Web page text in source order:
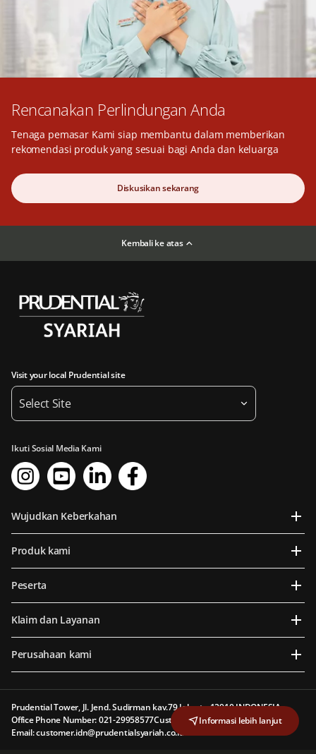
Rencanakan Perlindungan Anda
Tenaga pemasar Kami siap membantu dalam memberikan
rekomendasi produk yang sesuai bagi Anda dan keluarga
Diskusikan sekarang
Informasi lebih lanjut
Kembali ke atas
Visit your local Prudential site
Select Site
Ikuti Sosial Media Kami
Wujudkan Keberkahan
Produk kami
Peserta
Klaim dan Layanan
Perusahaan kami
Prudential Tower, Jl. Jend. Sudirman kav.79 Jakarta 12910 INDONESIA
Office Phone Number: 021-29958577Customer Line: 1500 577
Email: customer.idn@prudentialsyariah.co.id